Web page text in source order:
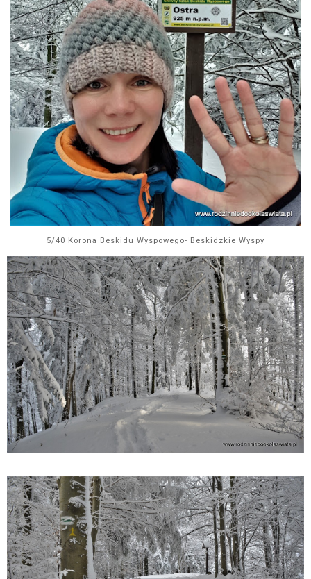
5/40 Korona Beskidu Wyspowego- Beskidzkie Wyspy